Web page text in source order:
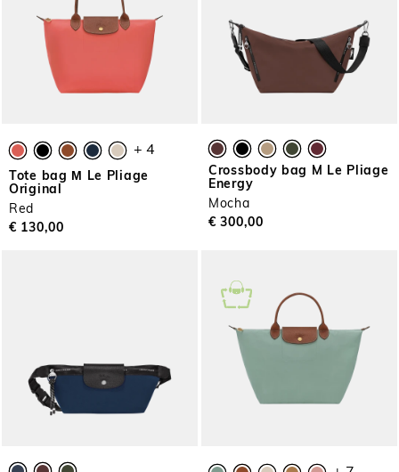
+ 4
Tote bag Μ Le Pliage
Original
Red
€ 130,00
Crossbody bag M Le Pliage
Energy
Mocha
€ 300,00